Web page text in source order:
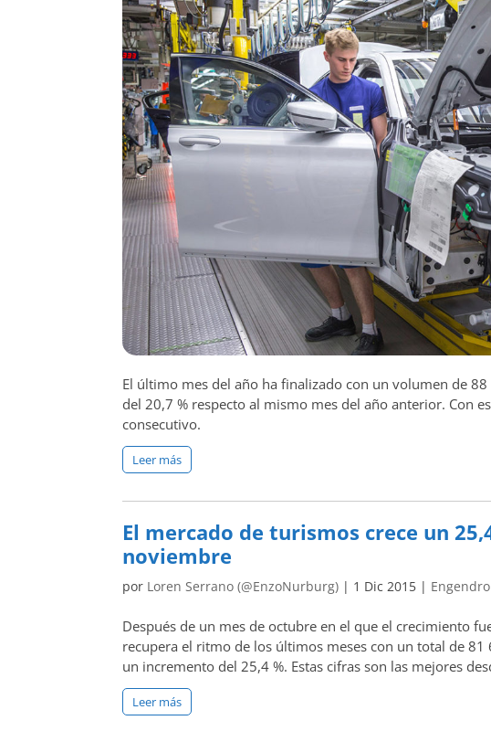
El último mes del año ha finalizado con un volumen de
del 20,7 % respecto al mismo mes del año anterior. Con
consecutivo.
Leer más
El mercado de turismos crece un
noviembre
por Loren Serrano (@EnzoNurburg) | 1 Dic 2015 |
Después de un mes de octubre en el que el crecimiento
recupera el ritmo de los últimos meses con un total de
un incremento del 25,4 %. Estas cifras son las mejores
Leer más